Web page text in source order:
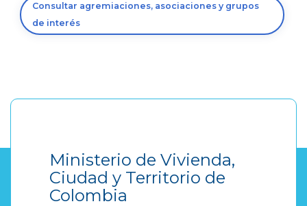
Consultar agremiaciones, asociaciones y grupos
de interés
Ministerio de Vivienda,
Ciudad y Territorio de
Colombia